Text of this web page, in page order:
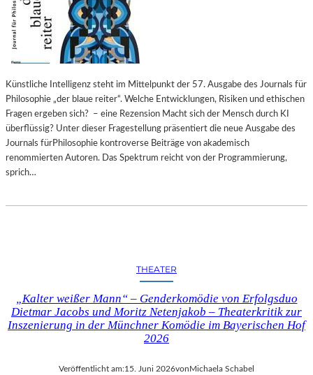
Künstliche Intelligenz steht im Mittelpunkt der 57. Ausgabe des Journals für
Philosophie „der blaue reiter“. Welche Entwicklungen, Risiken und ethischen
Fragen ergeben sich? – eine Rezension Macht sich der Mensch durch KI
überflüssig? Unter dieser Fragestellung präsentiert die neue Ausgabe des
Journals fürPhilosophie kontroverse Beiträge von akademisch
renommierten Autoren. Das Spektrum reicht von der Programmierung,
sprich…
THEATER
„Kalter weißer Mann“ – Genderkomödie von Erfolgsduo
Dietmar Jacobs und Moritz Netenjakob – Theaterkritik zur
Inszenierung in der Münchner Komödie im Bayerischen Hof
2026
Veröffentlicht am:15. Juni 2026von Michaela Schabel